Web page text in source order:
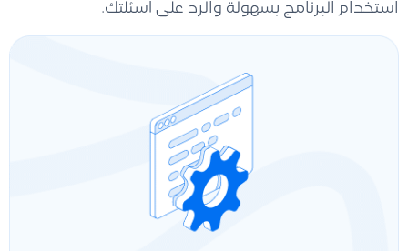
استخدام البرنامج بسهولة والرد على أسئلتك.